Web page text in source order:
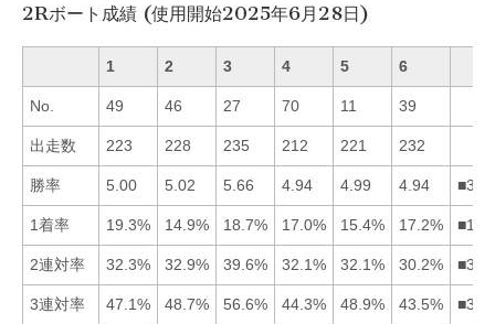
2Rボート成績 (使用開始2025年6月28日)
1 2 3 4 5 6
No. 49 46 27 70 11 39
出走数 223 228 235 212 221 232
勝率 5.00 5.02 5.66 4.94 4.99 4.94
1着率 19.3% 14.9% 18.7% 17.0% 15.4% 17.2%
2連対率 32.3% 32.9% 39.6% 32.1% 32.1% 30.2%
3連対率 47.1% 48.7% 56.6% 44.3% 48.9% 43.5%